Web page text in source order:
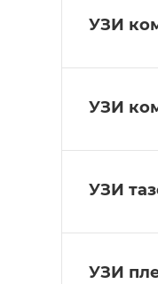
УЗИ
УЗИ
УЗИ
УЗИ